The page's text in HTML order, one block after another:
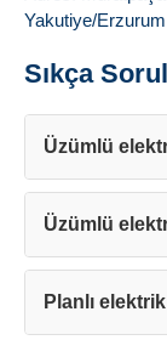
Yakutiye/Erzurum
Sıkça
Üzümlü
Üzümlü
Planlı